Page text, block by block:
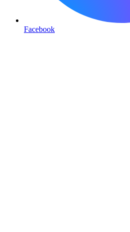
Facebook